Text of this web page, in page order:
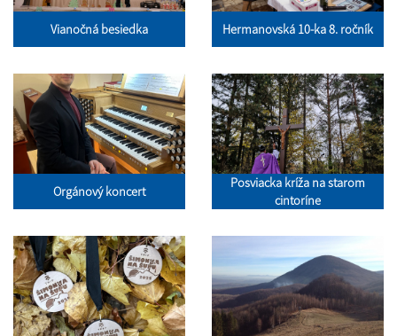
Vianočná besiedka Hermanovská 10-ka 8. ročník
Orgánový koncert
Posviacka kríža na starom
cintoríne